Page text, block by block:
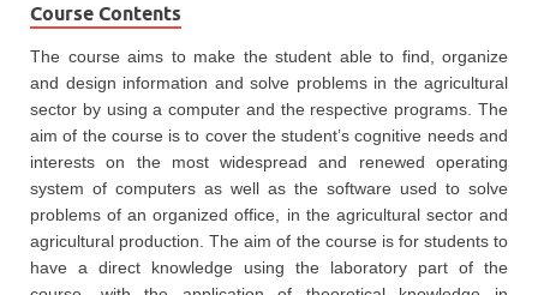
Course Contents
The course aims to make the student able to find, organize
and design information and solve problems in the agricultural
sector by using a computer and the respective programs. The
aim of the course is to cover the student’s cognitive needs and
interests on the most widespread and renewed operating
system of computers as well as the software used to solve
problems of an organized office, in the agricultural sector and
agricultural production. The aim of the course is for students to
have a direct knowledge using the laboratory part of the